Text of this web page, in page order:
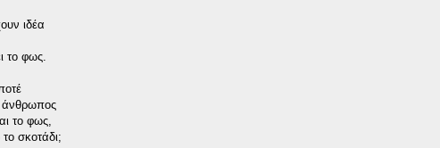
ιδέα
το φως.
άνθρωπος
το φως,
σκοτάδι;